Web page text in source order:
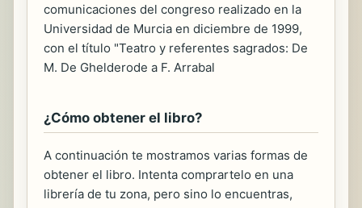
comunicaciones del congreso realizado en la
Universidad de Murcia en diciembre de 1999,
con el título "Teatro y referentes sagrados: De
M. De Ghelderode a F. Arrabal
¿Cómo obtener el libro?
A continuación te mostramos varias formas de
obtener el libro. Intenta comprartelo en una
librería de tu zona, pero sino lo encuentras,